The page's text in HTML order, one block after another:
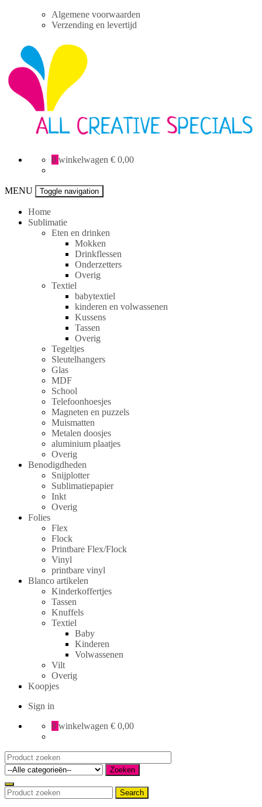
Algemene voorwaarden
Verzending en levertijd
Creative
0 winkelwagen € 0,00
MENU Toggle navigation
Home
Sublimatie
Eten en drinken
Mokken
Drinkflessen
Onderzetters
Overig
Textiel
babytextiel
kinderen en volwassenen
Kussens
Tassen
Overig
Tegeltjes
Sleutelhangers
Glas
MDF
School
Telefoonhoesjes
Magneten en puzzels
Muismatten
Metalen doosjes
aluminium plaatjes
Overig
Benodigdheden
Snijplotter
Sublimatiepapier
Inkt
Overig
Folies
Flex
Flock
Printbare Flex/Flock
Vinyl
printbare vinyl
Blanco artikelen
Kinderkoffertjes
Tassen
Knuffels
Textiel
Baby
Kinderen
Volwassenen
Vilt
Overig
Koopjes
Sign in
0 winkelwagen € 0,00
Search
for:
Zoeken
Search
for:
Search